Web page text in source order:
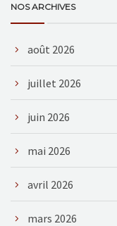
NOS ARCHIVES
août 2026
juillet 2026
juin 2026
mai 2026
avril 2026
mars 2026